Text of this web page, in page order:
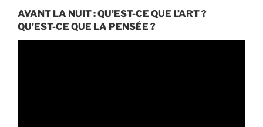
AVANT LA NUIT : QU’EST-CE QUE L’ART ?
QU’EST-CE QUE LA PENSÉE ?